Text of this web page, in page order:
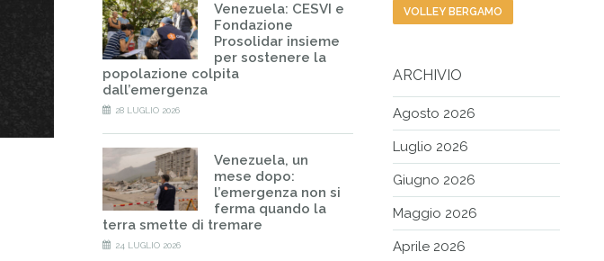
Venezuela: CESVI e
Fondazione
Prosolidar insieme
per sostenere la
popolazione colpita
dall’emergenza
28 LUGLIO 2026
Venezuela, un
mese dopo:
l’emergenza non si
ferma quando la
terra smette di tremare
24 LUGLIO 2026
VOLLEY BERGAMO
ARCHIVIO
Agosto 2026
Luglio 2026
Giugno 2026
Maggio 2026
Aprile 2026